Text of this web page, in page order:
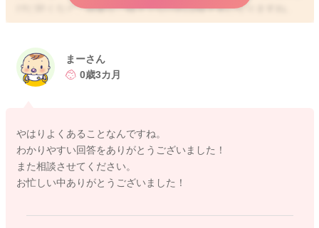
びに吐くなど、頻繁なご様子でなければ様子見になりますね。
まーさん
0歳3カ月
やはりよくあることなんですね。
わかりやすい回答をありがとうございました！
また相談させてください。
お忙しい中ありがとうございました！